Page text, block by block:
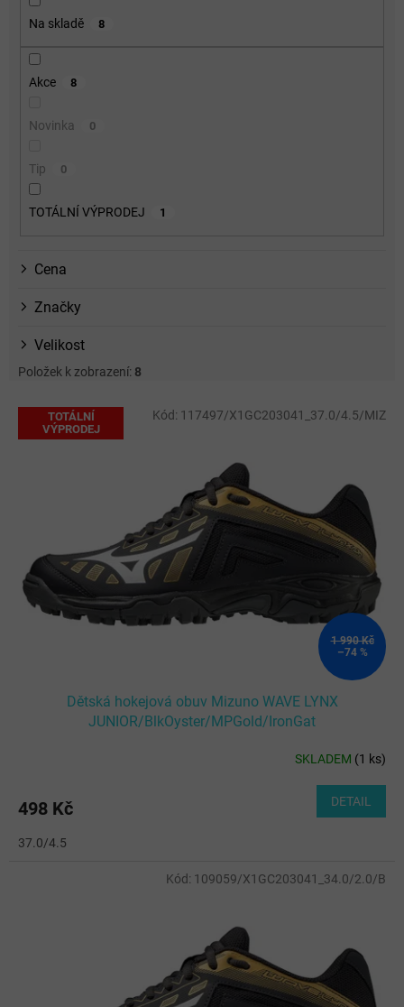
Na skladě 8
Akce 8
Novinka 0
Tip 0
TOTÁLNÍ VÝPRODEJ 1
Cena
Značky
Velikost
Položek k zobrazení: 8
V
TOTÁLNÍ
VÝPRODEJ
1 990 Kč
–74 %
Dětská hokejová obuv Mizuno WAVE LYNX
JUNIOR/BlkOyster/MPGold/IronGat
SKLADEM (1 ks)
498 Kč DETAIL
37.0/4.5
Kód: 117497/X1GC203041_37.0/4.5/MIZ
Kód: 109059/X1GC203041_34.0/2.0/B